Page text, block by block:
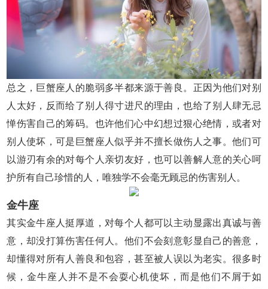
总之，巨蟹座人的脆弱多半都来源于善良。正因为他们对别
人太好，反而给了别人得寸进尺的理由，也给了别人肆无忌
惮伤害自己的筹码。也许他们心中幻想过狠心绝情，或者对
别人使坏，可是巨蟹座人似乎并不擅长做伤人之事。他们可
以游刃有余的对每个人亲切友好，也可以善解人意的关心呵
护所有自己珍惜的人，唯独学不会毫无顾忌的伤害别人。
金牛座
其实金牛座人挺厚道，对每个人都可以主动显露出真诚与善
意，却没打算伤害任何人。他们不会刻意彰显自己的善意，
却懂得对所有人善良和包容，甚至被人误以为老实。很多时
候，金牛座人并不是不会耍心机使坏，而是他们不屑于如